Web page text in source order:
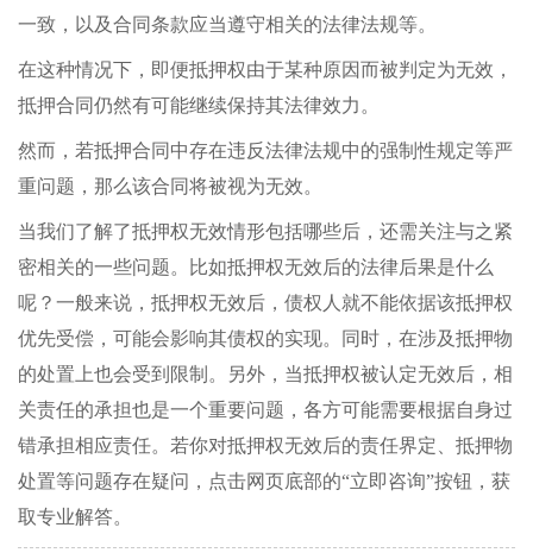
一致，以及合同条款应当遵守相关的法律法规等。
在这种情况下，即便抵押权由于某种原因而被判定为无效，
抵押合同仍然有可能继续保持其法律效力。
然而，若抵押合同中存在违反法律法规中的强制性规定等严
重问题，那么该合同将被视为无效。
当我们了解了抵押权无效情形包括哪些后，还需关注与之紧
密相关的一些问题。比如抵押权无效后的法律后果是什么
呢？一般来说，抵押权无效后，债权人就不能依据该抵押权
优先受偿，可能会影响其债权的实现。同时，在涉及抵押物
的处置上也会受到限制。另外，当抵押权被认定无效后，相
关责任的承担也是一个重要问题，各方可能需要根据自身过
错承担相应责任。若你对抵押权无效后的责任界定、抵押物
处置等问题存在疑问，点击网页底部的“立即咨询”按钮，获
取专业解答。